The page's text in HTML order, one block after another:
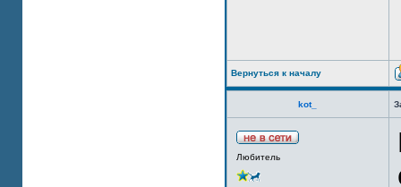
Вернуться к началу
kot_
Любитель